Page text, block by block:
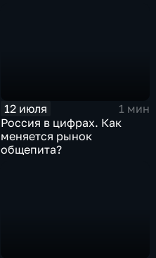
12 июля
1 мин
Россия в цифрах. Как
меняется рынок
общепита?